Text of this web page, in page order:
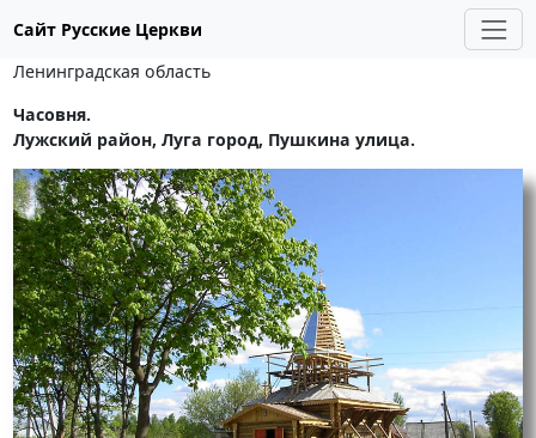
Сайт Русские Церкви
Ленинградская область
Часовня.
Лужский район, Луга город, Пушкина улица.